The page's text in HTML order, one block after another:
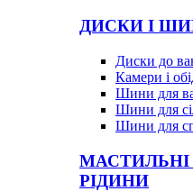
ДИСКИ І
Диски до
Камери і
Шини для
Шини для
Шини для
МАСТИЛЬНІ
РІДИНИ